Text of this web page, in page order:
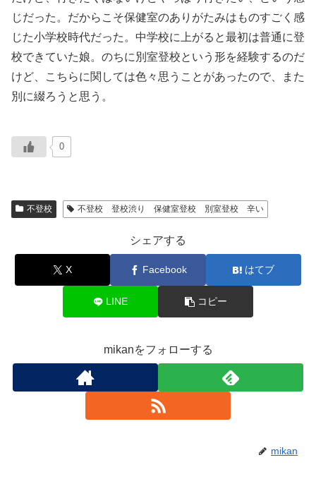
じだった。だからこそ保健室のありがたみはものすごく感
じた小学校時代だった。中学校に上がると最初は普通に登
校できていた娘。のちに別室登校という形を経験するのだ
けど、こちらに関しては色々思うことがあったので、また
別に綴ろうと思う。
0
不登校 不登校 登校渋り 保健室登校 別室登校 辛い
シェアする
X Facebook はてブ
LINE コピー
mikanをフォローする
mikan